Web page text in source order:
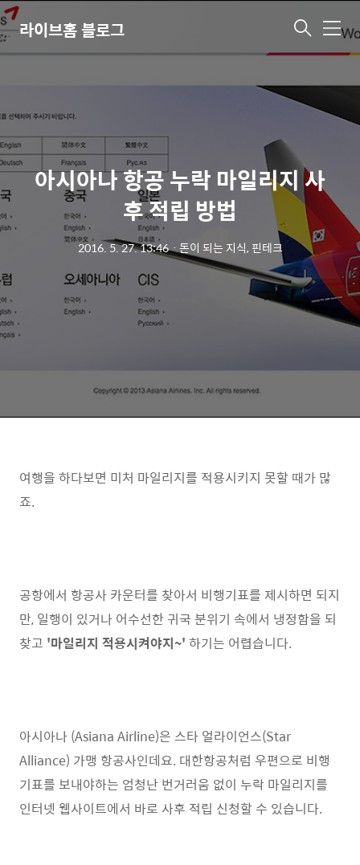
라이브홈 블로그 메
뉴
아시아나 항공 누락 마일리지 사
후 적립 방법
2016. 5. 27. 13:46ㆍ돈이 되는 지식, 핀테크
여행을 하다보면 미처 마일리지를 적용시키지 못할 때가 많
죠.
공항에서 항공사 카운터를 찾아서 비행기표를 제시하면 되지
만, 일행이 있거나 어수선한 귀국 분위기 속에서 냉정함을 되
찾고 '마일리지 적용시켜야지~' 하기는 어렵습니다.
아시아나 (Asiana Airline)은 스타 얼라이언스(Star
Alliance) 가맹 항공사인데요. 대한항공처럼 우편으로 비행
기표를 보내야하는 엄청난 번거러움 없이 누락 마일리지를
인터넷 웹사이트에서 바로 사후 적립 신청할 수 있습니다.